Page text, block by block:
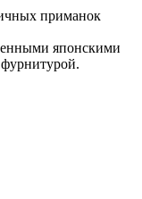
приманок
японскими